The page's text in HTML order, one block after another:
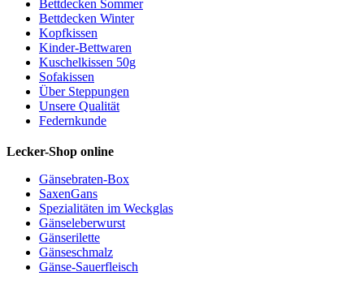
Bettdecken Sommer
Bettdecken Winter
Kopfkissen
Kinder-Bettwaren
Kuschelkissen 50g
Sofakissen
Über Steppungen
Unsere Qualität
Federnkunde
Lecker-Shop online
Gänsebraten-Box
SaxenGans
Spezialitäten im Weckglas
Gänseleberwurst
Gänserilette
Gänseschmalz
Gänse-Sauerfleisch